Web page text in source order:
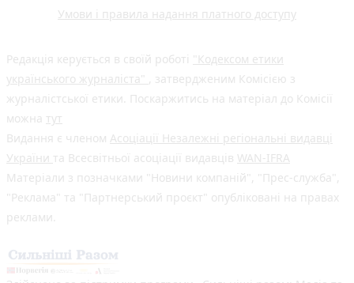
Умови і правила надання платного доступу
Редакція керується в своїй роботі "Кодексом етики
українського журналіста" , затвердженим Комісією з
журналістської етики. Поскаржитись на матеріал до Комісії
можна тут
Видання є членом Асоціації Незалежні регіональні видавці
України та Всесвітньої асоціації видавців WAN-IFRA
Матеріали з позначками "Новини компаній", "Прес-служба",
"Реклама" та "Партнерський проєкт" опубліковані на правах
реклами.